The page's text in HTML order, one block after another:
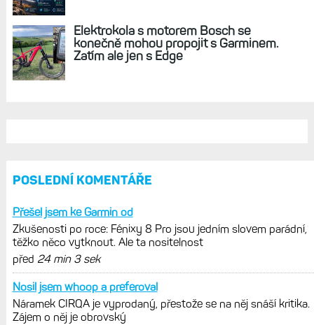
Elektrokola s motorem Bosch se
konečně mohou propojit s Garminem.
Zatím ale jen s Edge
POSLEDNÍ KOMENTÁŘE
Přešel jsem ke Garmin od
Zkušenosti po roce: Fénixy 8 Pro jsou jedním slovem parádní,
těžko něco vytknout. Ale ta nositelnost
před 24 min 3 sek
Nosil jsem whoop a preferoval
Náramek CIRQA je vyprodaný, přestože se na něj snáší kritika.
Zájem o něj je obrovský